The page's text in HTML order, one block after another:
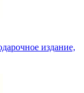
издание,